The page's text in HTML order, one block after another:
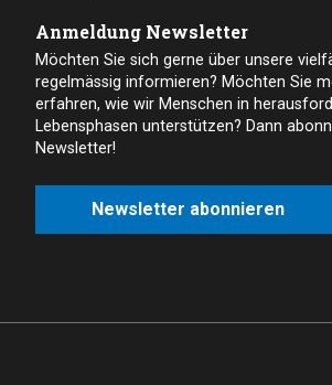
Anmeldung Newsletter
Möchten Sie sich gerne über unsere
regelmässig informieren? Möchten Sie
erfahren, wie wir Menschen in
Lebensphasen unterstützen? Dann
Newsletter!
Newsletter abonnieren